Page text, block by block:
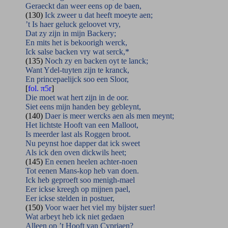
Geraeckt dan weer eens op de baen,
(130) Ick zweer u dat heeft moeyte aen;
’t Is haer geluck geloovet vry,
Dat zy zijn in mijn Backery;
En mits het is bekoorigh werck,
Ick salse backen vry wat serck,*
(135) Noch zy en backen oyt te lanck;
Want Ydel-tuyten zijn te kranck,
En princepaelijck soo een Sloor,
[fol. π5r]
Die moet wat hert zijn in de oor.
Siet eens mijn handen bey gebleynt,
(140) Daer is meer wercks aen als men meynt;
Het lichtste Hooft van een Malloot,
Is meerder last als Roggen broot.
Nu peynst hoe dapper dat ick sweet
Als ick den oven dickwils heet;
(145) En eenen heelen achter-noen
Tot eenen Mans-kop heb van doen.
Ick heb geproeft soo menigh-mael
Eer ickse kreegh op mijnen pael,
Eer ickse stelden in postuer,
(150) Voor waer het viel my bijster suer!
Wat arbeyt heb ick niet gedaen
Alleen op ’t Hooft van Cypriaen?